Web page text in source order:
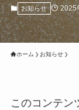
お知らせ 2025
ホーム お知らせ
このコンテン